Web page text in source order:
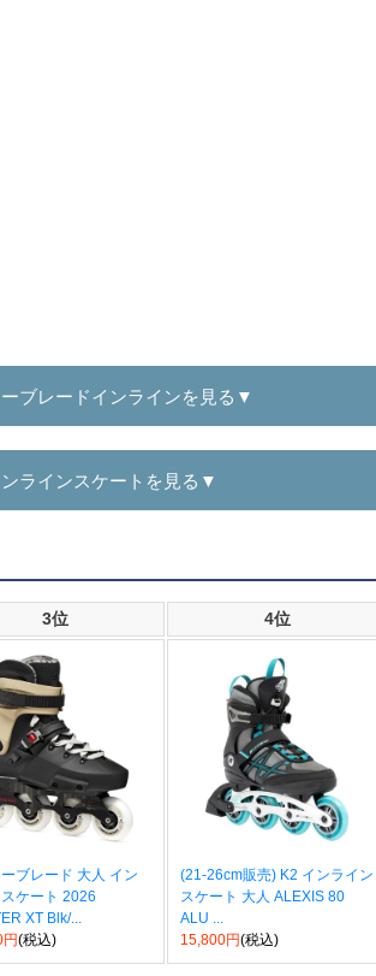
ブレードインラインを見る▼
ラインスケートを見る▼
3位 4位
ブレード 大人 イン
ケート 2026
XT Blk/...
(税込)
(21-26cm販売) K2 インライン
スケート 大人 ALEXIS 80
ALU ...
15,800円(税込)